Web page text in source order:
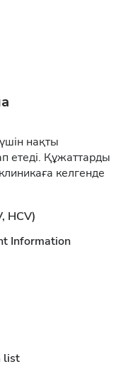
нақты
етеді. Құжаттарды
келгенде
HCV)
Information
list